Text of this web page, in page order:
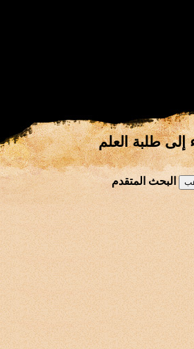
إلى طلبة العلم
البحث المتقدم